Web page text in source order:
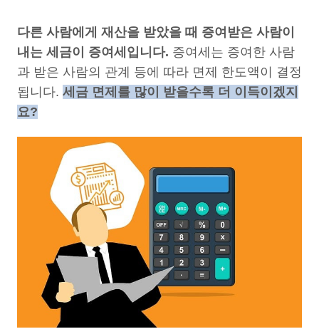
다른 사람에게 재산을 받았을 때 증여받은 사람이
내는 세금이 증여세입니다. 증여세는 증여한 사람
과 받은 사람의 관계 등에 따라 면제 한도액이 결정
됩니다. 세금 면제를 많이 받을수록 더 이득이겠지
요?